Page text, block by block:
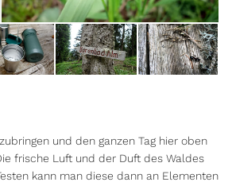
und den ganzen Tag hier oben
frische Luft und der Duft des Waldes
kann man diese dann an Elementen